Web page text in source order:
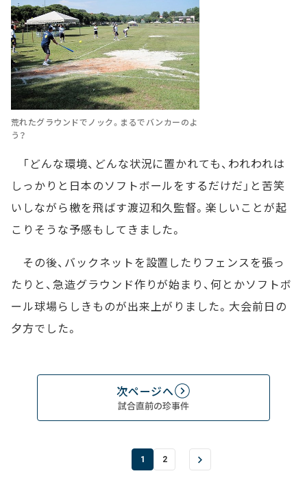
荒れたグラウンドでノック。まるでバンカーのよ
う？
「どんな環境、どんな状況に置かれても、われわれは
しっかりと日本のソフトボールをするだけだ」と苦笑
いしながら檄を飛ばす渡辺和久監督。楽しいことが起
こりそうな予感もしてきました。
その後、バックネットを設置したりフェンスを張っ
たりと、急造グラウンド作りが始まり、何とかソフトボ
ール球場らしきものが出来上がりました。大会前日の
夕方でした。
次ページへ
試合直前の珍事件
1 2